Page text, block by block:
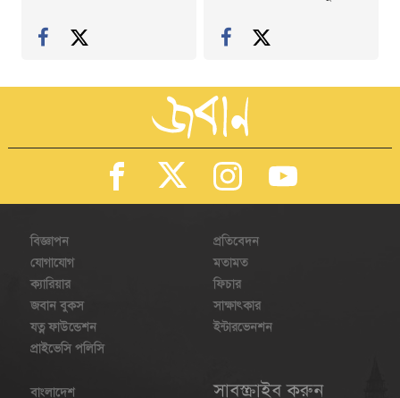
বিজ্ঞাপন
যোগাযোগ
ক্যারিয়ার
জবান বুকস
যত্ন ফাউন্ডেশন
প্রাইভেসি পলিসি
প্রতিবেদন
মতামত
ফিচার
সাক্ষাৎকার
ইন্টারভেনশন
বাংলাদেশ সাবস্ক্রাইব করুন